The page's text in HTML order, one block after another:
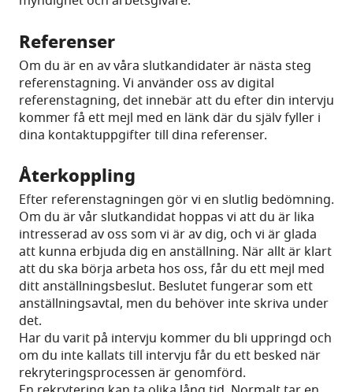
Referenser
Om du är en av våra slutkandidater är nästa steg
referenstagning. Vi använder oss av digital
referenstagning, det innebär att du efter din intervju
kommer få ett mejl med en länk där du själv fyller i
dina kontaktuppgifter till dina referenser.
Återkoppling
Efter referenstagningen gör vi en slutlig bedömning.
Om du är vår slutkandidat hoppas vi att du är lika
intresserad av oss som vi är av dig, och vi är glada
att kunna erbjuda dig en anställning. När allt är klart
att du ska börja arbeta hos oss, får du ett mejl med
ditt anställningsbeslut. Beslutet fungerar som ett
anställningsavtal, men du behöver inte skriva under
det.
Har du varit på intervju kommer du bli uppringd och
om du inte kallats till intervju får du ett besked när
rekryteringsprocessen är genomförd.